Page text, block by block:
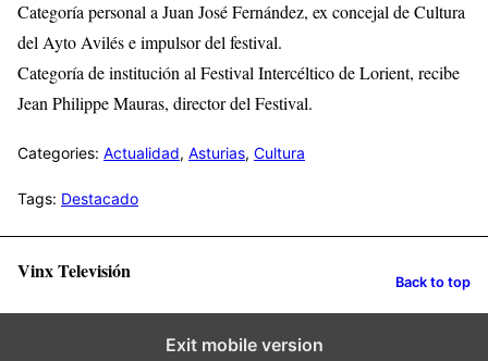
Categoría personal a Juan José Fernández, ex concejal de Cultura
del Ayto Avilés e impulsor del festival.
Categoría de institución al Festival Intercéltico de Lorient, recibe
Jean Philippe Mauras, director del Festival.
Categories: Actualidad, Asturias, Cultura
Tags: Destacado
Vinx Televisión Back to top
Exit mobile version